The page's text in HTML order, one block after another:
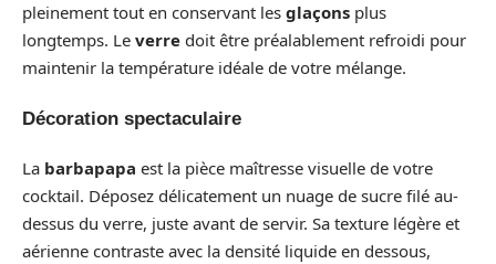
pleinement tout en conservant les glaçons plus
longtemps. Le verre doit être préalablement refroidi pour
maintenir la température idéale de votre mélange.
Décoration spectaculaire
La barbapapa est la pièce maîtresse visuelle de votre
cocktail. Déposez délicatement un nuage de sucre filé au-
dessus du verre, juste avant de servir. Sa texture légère et
aérienne contraste avec la densité liquide en dessous,